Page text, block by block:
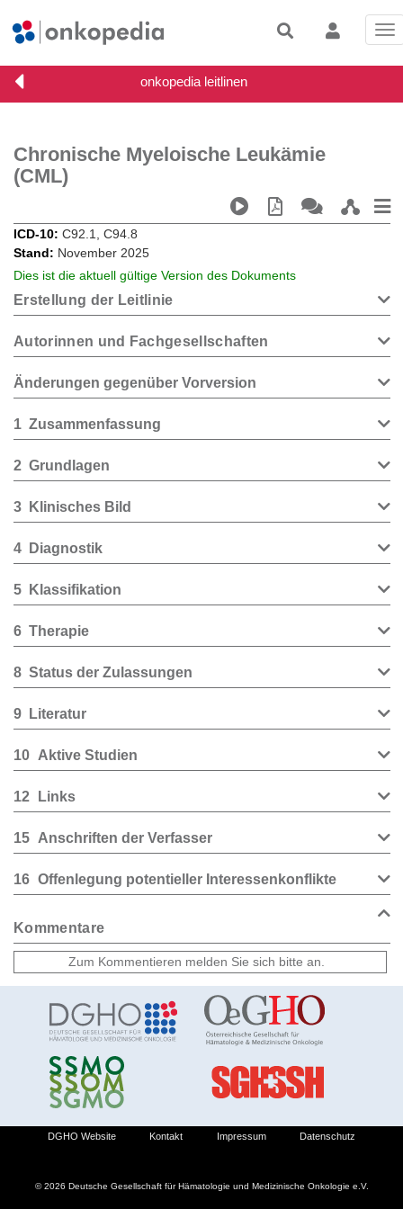
Chronische Myeloische Leukämie
(CML)
ICD-10 C92.1, C94.8
Stand
November 2025
Dies ist die aktuell gültige Version des Dokuments
Erstellung der Leitlinie
Autorinnen und Fachgesellschaften
Änderungen gegenüber Vorversion
1 Zusammenfassung
2 Grundlagen
3 Klinisches Bild
4 Diagnostik
5 Klassifikation
6 Therapie
8 Status der Zulassungen
9 Literatur
10 Aktive Studien
12 Links
15 Anschriften der Verfasser
16 Offenlegung potentieller Interessenkonflikte
Kommentare
© 2026 Deutsche Gesellschaft für Hämatologie und Medizinische Onkologie e.V.
DGHO Website Kontakt Impressum Datenschutz